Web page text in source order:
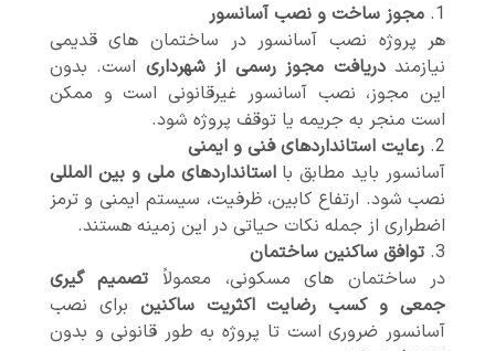
مجوز ساخت و نصب آسانسور
هر پروژه نصب آسانسور در ساختمان های قدیمی
نیازمنددریافت مجوز رسمی از شهرداری است. بدون
این مجوز، نصب آسانسور غیرقانونی است و ممکن
است منجر به جریمه یا توقف پروژه شود.
رعایت استانداردهای فنی و ایمنی
آسانسور باید مطابق بااستانداردهای ملی و بین المللی
نصب شود. ارتفاع کابین، ظرفیت، سیستم ایمنی و ترمز
اضطراری از جمله نکات حیاتی در این زمینه هستند.
توافق ساکنین ساختمان
در ساختمان های مسکونی، معمولاً تصمیم گیری
جمعی و کسب رضایت اکثریت ساکنین برای نصب
آسانسور ضروری است تا پروژه به طور قانونی و بدون